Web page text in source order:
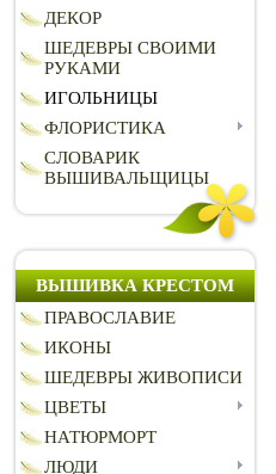
ДЕКОР
ШЕДЕВРЫ СВОИМИ
РУКАМИ
ИГОЛЬНИЦЫ
ФЛОРИСТИКА
СЛОВАРИК
ВЫШИВАЛЬЩИЦЫ
ВЫШИВКА КРЕСТОМ
ПРАВОСЛАВИЕ
ИКОНЫ
ШЕДЕВРЫ ЖИВОПИСИ
ЦВЕТЫ
НАТЮРМОРТ
ЛЮДИ